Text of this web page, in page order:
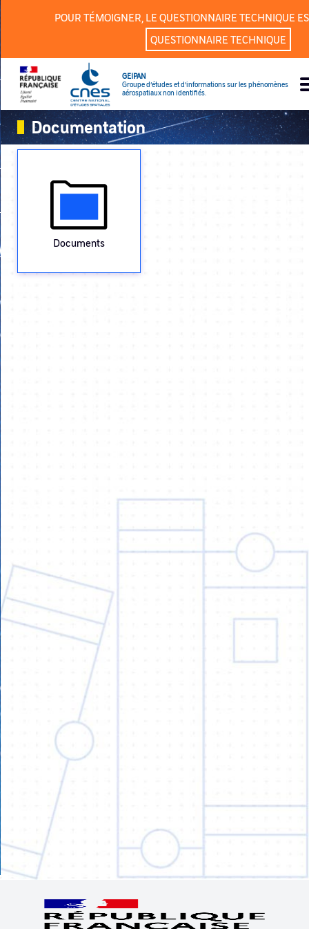
POUR TÉMOIGNER, LE QUESTIONNAIRE TECHNIQUE
QUESTIONNAIRE TECHNIQUE
GEIPAN
Groupe d’études et d’informations sur les phénomènes
aérospatiaux non identifiés.
Documentation
Documents